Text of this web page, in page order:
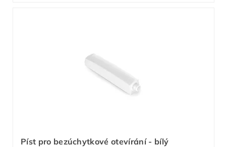
Píst pro bezúchytkové otevírání - bílý